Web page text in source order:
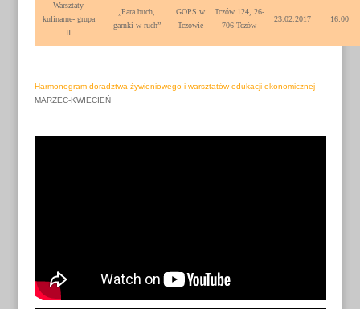
Warsztaty
kulinarne- grupa
II
„Para buch,
garnki w ruch”
GOPS w
Tczowie
Tczów 124, 26-
706 Tczów
23.02.2017 16:00
Harmonogram doradztwa żywieniowego i warsztatów edukacji ekonomicznej–
MARZEC-KWIECIEŃ